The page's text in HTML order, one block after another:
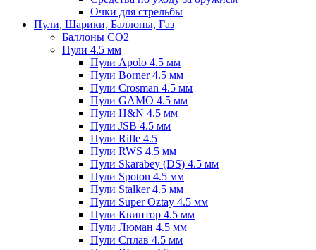
Очки для стрельбы
Пули, Шарики, Баллоны, Газ
Баллоны CO2
Пули 4.5 мм
Пули Apolo 4.5 мм
Пули Borner 4.5 мм
Пули Crosman 4.5 мм
Пули GAMO 4.5 мм
Пули H&N 4.5 мм
Пули JSB 4.5 мм
Пули Rifle 4.5
Пули RWS 4.5 мм
Пули Skarabey (DS) 4.5 мм
Пули Spoton 4.5 мм
Пули Stalker 4.5 мм
Пули Super Oztay 4.5 мм
Пули Квинтор 4.5 мм
Пули Люман 4.5 мм
Пули Сплав 4.5 мм